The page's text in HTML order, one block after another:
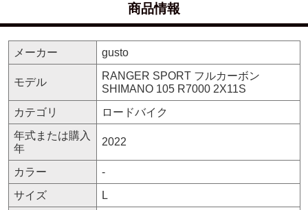
商品情報
メーカー gusto
モデル
RANGER SPORT フルカーボン
SHIMANO 105 R7000 2X11S
カテゴリ
ロードバイク
年式または購入
年
2022
カラー
-
サイズ
L